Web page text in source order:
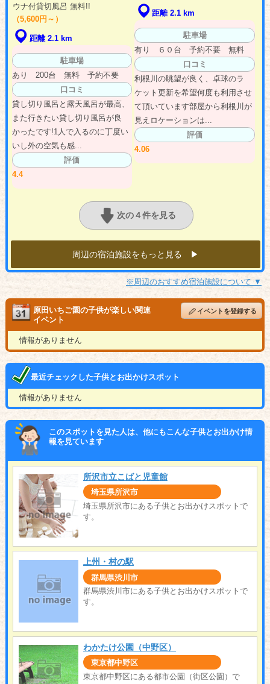
ウナ付貸切風呂 無料!!
（5,600円～）
距離 2.1 km
駐車場
あり 200台 無料 予約不要
口コミ
貸し切り風呂と露天風呂が最高、
また行きたい貸し切り風呂が良
かったです!1人で入るのに丁度い
いし外の空気も感...
評価
4.4
距離 2.1 km
駐車場
有り ６０台 予約不要 無料
口コミ
利根川の眺望が良く、卓球のラ
ケット更新を希望何度も利用させ
て頂いています部屋から利根川が
見えロケーションは...
評価
4.06
次の４件を見る
周辺の宿泊施設をもっと見る ▶︎
※周辺のおすすめ宿泊施設について ▼
原田いちご園の子供が楽しい関連
イベント
イベントを登録する
情報がありません
最近チェックした子供とお出かけスポット
情報がありません
このスポットを見た人は、他にもこんな子供とお出かけ情
報を見ています
所沢市立こばと児童館
埼玉県所沢市
埼玉県所沢市にある子供とお出かけスポットで
す。
上州・村の駅
群馬県渋川市
群馬県渋川市にある子供とお出かけスポットで
す。
わかたけ公園（中野区）
東京都中野区
東京都中野区にある都市公園（街区公園）で